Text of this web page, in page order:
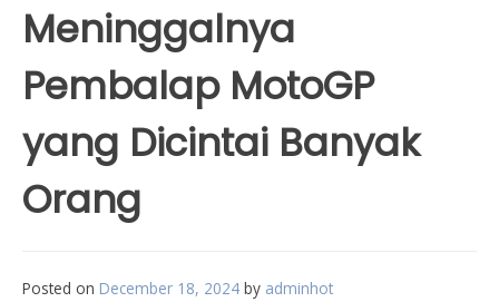
Meninggalnya
Pembalap MotoGP
yang Dicintai Banyak
Orang
Posted on December 18, 2024 by adminhot